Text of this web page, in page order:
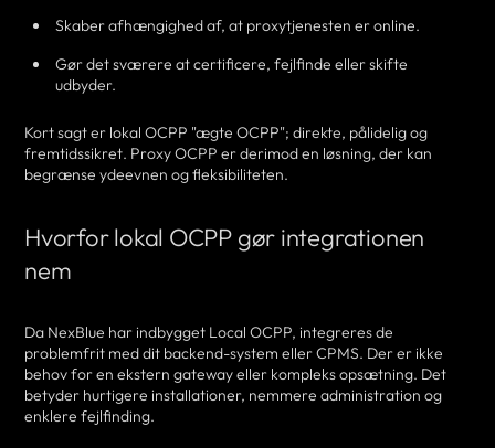
Skaber afhængighed af, at proxytjenesten er online.
Gør det sværere at certificere, fejlfinde eller skifte
udbyder.
Kort sagt er lokal OCPP "ægte OCPP"; direkte, pålidelig og
fremtidssikret. Proxy OCPP er derimod en løsning, der kan
begrænse ydeevnen og fleksibiliteten.
Hvorfor lokal OCPP gør integrationen
nem
Da NexBlue har indbygget Local OCPP, integreres de
problemfrit med dit backend-system eller CPMS. Der er ikke
behov for en ekstern gateway eller kompleks opsætning. Det
betyder hurtigere installationer, nemmere administration og
enklere fejlfinding.